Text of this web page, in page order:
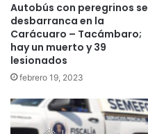
Autobús con peregrinos se
desbarranca en la
Carácuaro – Tacámbaro;
hay un muerto y 39
lesionados
febrero 19, 2023